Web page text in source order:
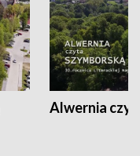
Alwernia